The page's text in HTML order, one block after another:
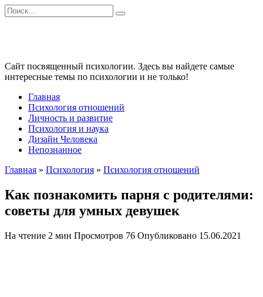
Перейти
к
Search
for:
Сайт посвященный психологии. Здесь вы найдете самые
интересные темы по психологии и не только!
Главная
Психология отношений
Личность и развитие
Психология и наука
Дизайн Человека
Непознанное
Главная » Психология » Психология отношений
Как познакомить парня с родителями:
советы для умных девушек
На чтение 2 мин Просмотров 76 Опубликовано 15.06.2021